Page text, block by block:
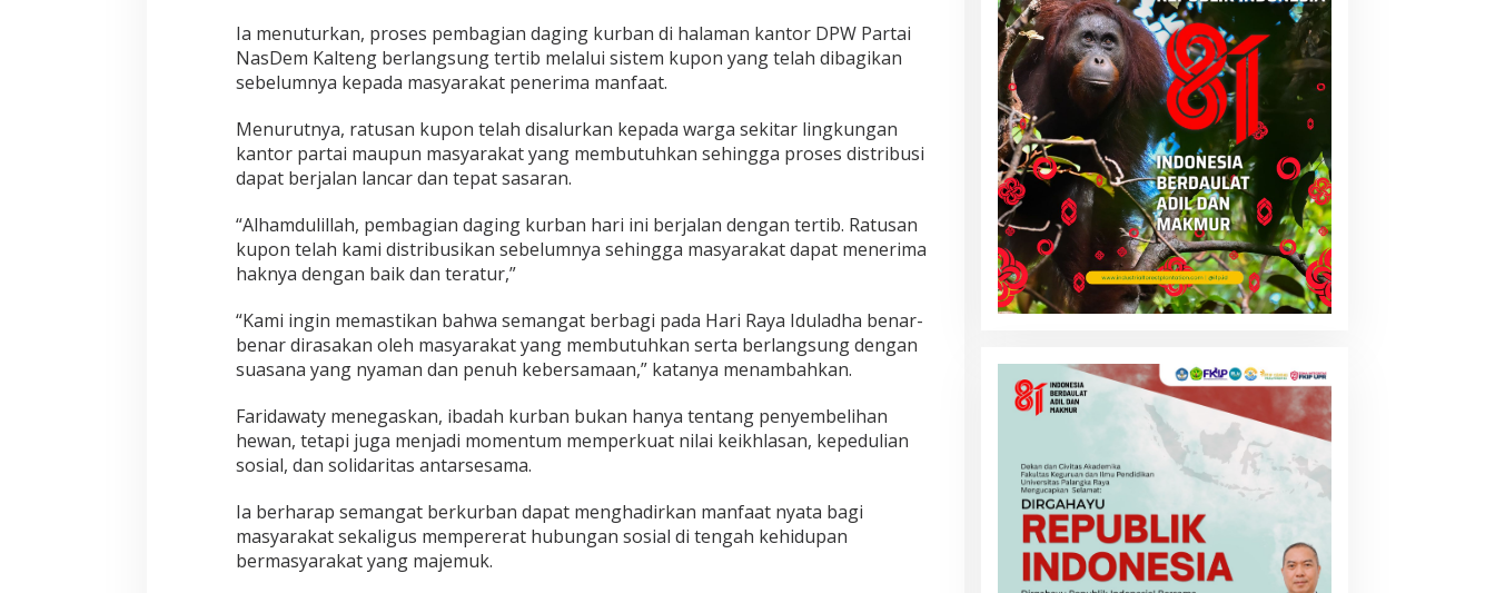
Ia menuturkan, proses pembagian daging kurban di halaman kantor DPW Partai
NasDem Kalteng berlangsung tertib melalui sistem kupon yang telah dibagikan
sebelumnya kepada masyarakat penerima manfaat.
Menurutnya, ratusan kupon telah disalurkan kepada warga sekitar lingkungan
kantor partai maupun masyarakat yang membutuhkan sehingga proses distribusi
dapat berjalan lancar dan tepat sasaran.
“Alhamdulillah, pembagian daging kurban hari ini berjalan dengan tertib. Ratusan
kupon telah kami distribusikan sebelumnya sehingga masyarakat dapat menerima
haknya dengan baik dan teratur,”
“Kami ingin memastikan bahwa semangat berbagi pada Hari Raya Iduladha benar-
benar dirasakan oleh masyarakat yang membutuhkan serta berlangsung dengan
suasana yang nyaman dan penuh kebersamaan,” katanya menambahkan.
Faridawaty menegaskan, ibadah kurban bukan hanya tentang penyembelihan
hewan, tetapi juga menjadi momentum memperkuat nilai keikhlasan, kepedulian
sosial, dan solidaritas antarsesama.
Ia berharap semangat berkurban dapat menghadirkan manfaat nyata bagi
masyarakat sekaligus mempererat hubungan sosial di tengah kehidupan
bermasyarakat yang majemuk.